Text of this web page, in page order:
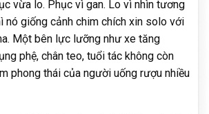
vừa lo. Phục vì gan. Lo vì nhìn tương
nó giống cảnh chim chích xin solo với
Một bên lực lưỡng như xe tăng
phệ, chân teo, tuổi tác không còn
phong thái của người uống rượu nhiều